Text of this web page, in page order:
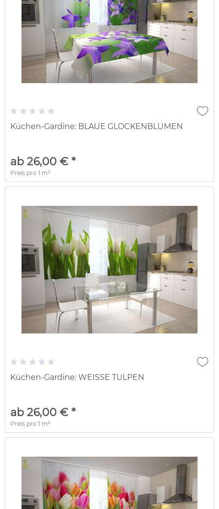
Küchen-Gardine: BLAUE GLOCKENBLUMEN
ab 26,00 € *
Preis pro1 m²
Küchen-Gardine: WEISSE TULPEN
ab 26,00 € *
Preis pro1 m²